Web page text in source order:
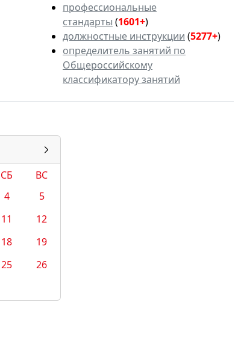
профессиональные
стандарты (1601+)
должностные инструкции (5277+)
определитель занятий по
Общероссийскому
классификатору занятий
СБ
ВС
4
5
11
12
18
19
25
26